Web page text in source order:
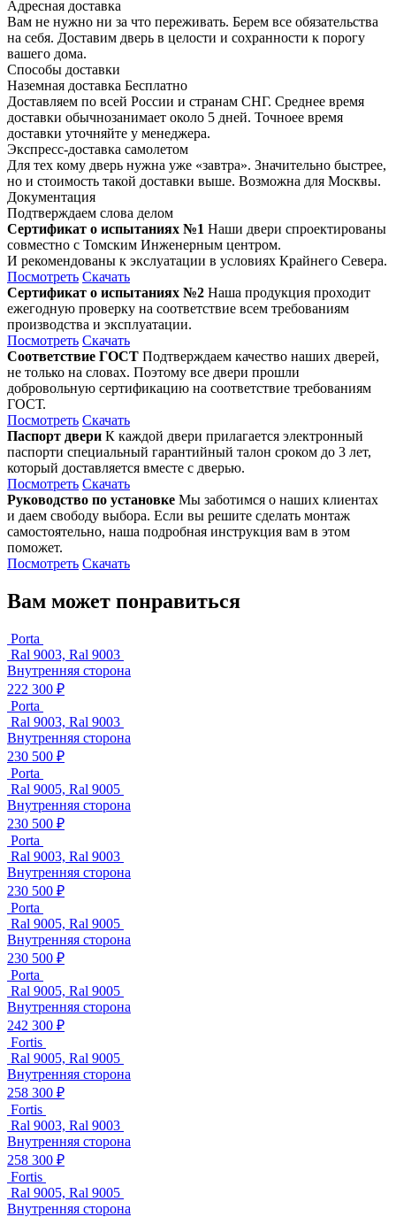
Адресная доставка
Вам не нужно ни за что переживать. Берем все обязательства
на себя. Доставим дверь в целости и сохранности к порогу
вашего дома.
Способы доставки
Наземная доставка Бесплатно
Доставляем по всей России и странам СНГ. Среднее время
доставки обычнозанимает около 5 дней. Точноее время
доставки уточняйте у менеджера.
Экспресс-доставка самолетом
Для тех кому дверь нужна уже «завтра». Значительно быстрее,
но и стоимость такой доставки выше. Возможна для Москвы.
Документация
Подтверждаем слова делом
Сертификат о испытаниях №1 Наши двери спроектированы
совместно с Томским Инженерным центром.
И рекомендованы к экслуатации в условиях Крайнего Севера.
Посмотреть Скачать
Сертификат о испытаниях №2 Наша продукция проходит
ежегодную проверку на соответствие всем требованиям
производства и эксплуатации.
Посмотреть Скачать
Соответствие ГОСТ Подтверждаем качество наших дверей,
не только на словах. Поэтому все двери прошли
добровольную сертификацию на соответствие требованиям
ГОСТ.
Посмотреть Скачать
Паспорт двери К каждой двери прилагается электронный
паспорти специальный гарантийный талон сроком до 3 лет,
который доставляется вместе с дверью.
Посмотреть Скачать
Руководство по установке Мы заботимся о наших клиентах
и даем свободу выбора. Если вы решите сделать монтаж
самостоятельно, наша подробная инструкция вам в этом
поможет.
Посмотреть Скачать
Вам может понравиться
Porta
Ral 9003, Ral 9003
Внутренняя сторона
222 300 ₽
Porta
Ral 9003, Ral 9003
Внутренняя сторона
230 500 ₽
Porta
Ral 9005, Ral 9005
Внутренняя сторона
230 500 ₽
Porta
Ral 9003, Ral 9003
Внутренняя сторона
230 500 ₽
Porta
Ral 9005, Ral 9005
Внутренняя сторона
230 500 ₽
Porta
Ral 9005, Ral 9005
Внутренняя сторона
242 300 ₽
Fortis
Ral 9005, Ral 9005
Внутренняя сторона
258 300 ₽
Fortis
Ral 9003, Ral 9003
Внутренняя сторона
258 300 ₽
Fortis
Ral 9005, Ral 9005
Внутренняя сторона